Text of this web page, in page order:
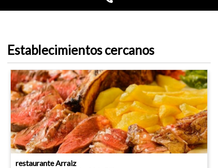
Establecimientos cercanos
restaurante Arraiz